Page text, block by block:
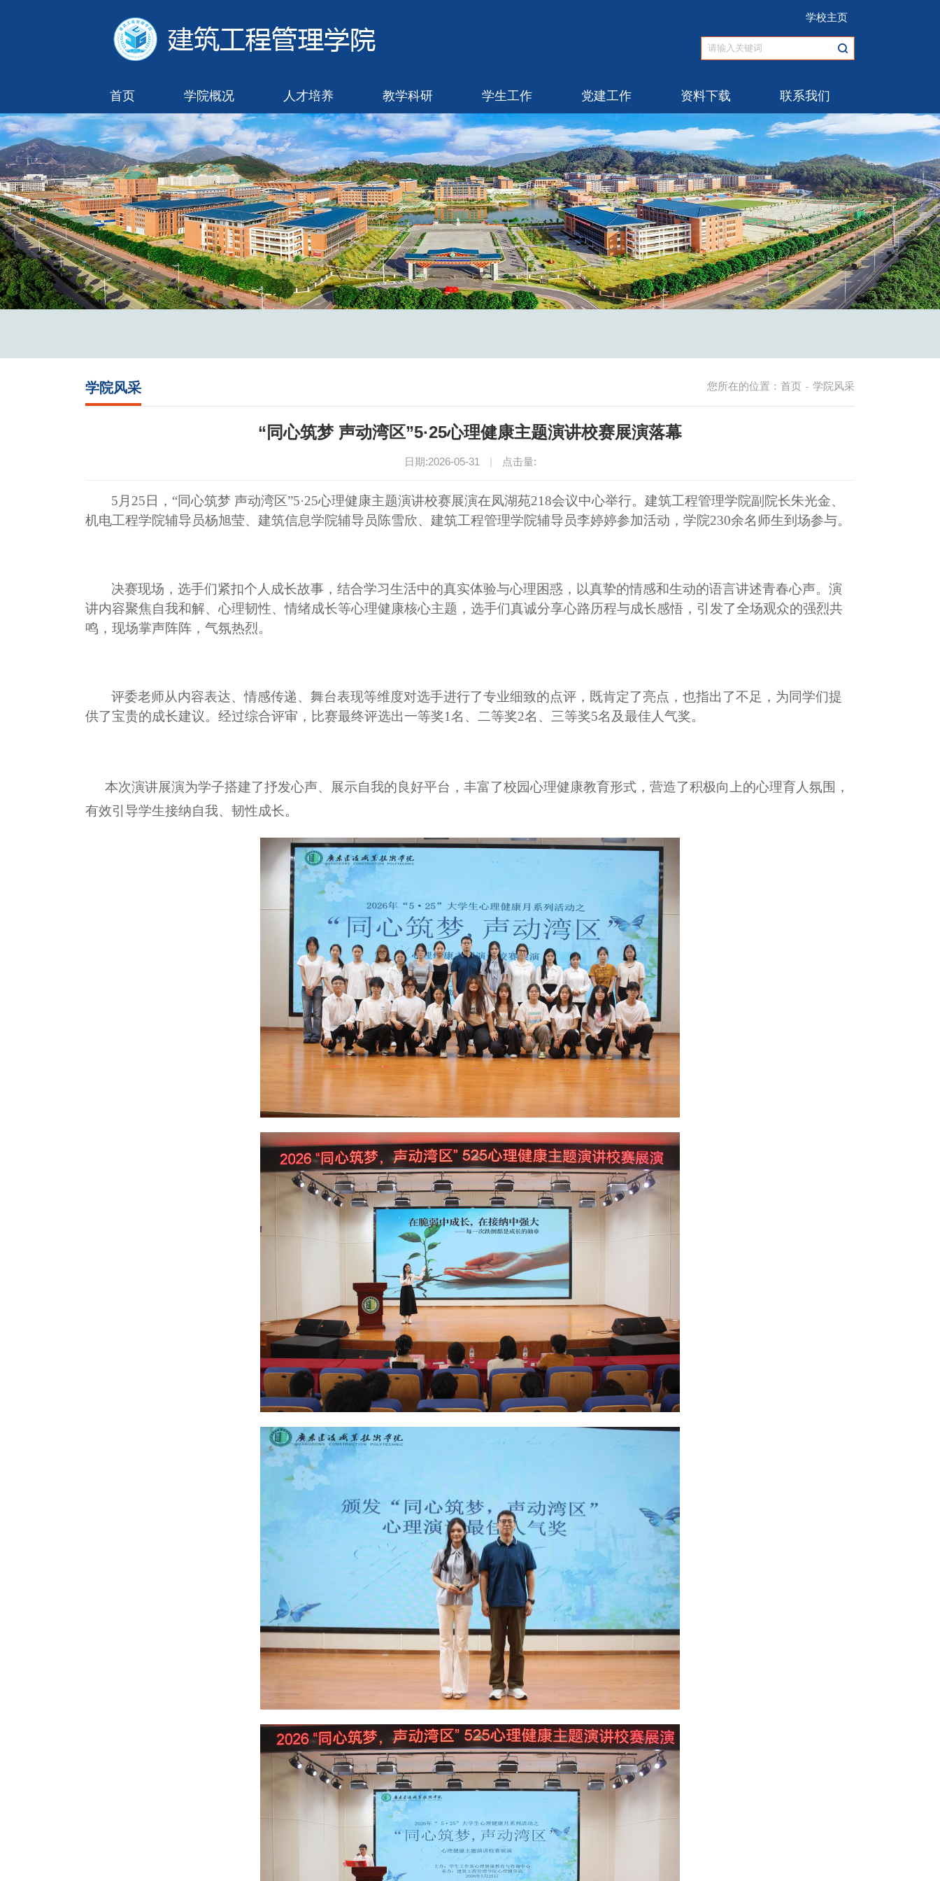
学校主页
首页 学院概况 人才培养 教学科研 学生工作 党建工作 资料下载 联系我们
您所在的位置： 首页 - 学院风采
学院风采
“同心筑梦 声动湾区”5·25心理健康主题演讲校赛展演落幕
日期:2026-05-31 | 点击量:
5月25日，“同心筑梦 声动湾区”5·25心理健康主题演讲校赛展演在凤湖苑218会议中心举行。建筑工程管理学院副院长朱光金、
机电工程学院辅导员杨旭莹、建筑信息学院辅导员陈雪欣、建筑工程管理学院辅导员李婷婷参加活动，学院230余名师生到场参与。
决赛现场，选手们紧扣个人成长故事，结合学习生活中的真实体验与心理困惑，以真挚的情感和生动的语言讲述青春心声。演
讲内容聚焦自我和解、心理韧性、情绪成长等心理健康核心主题，选手们真诚分享心路历程与成长感悟，引发了全场观众的强烈共
鸣，现场掌声阵阵，气氛热烈。
评委老师从内容表达、情感传递、舞台表现等维度对选手进行了专业细致的点评，既肯定了亮点，也指出了不足，为同学们提
供了宝贵的成长建议。经过综合评审，比赛最终评选出一等奖1名、二等奖2名、三等奖5名及最佳人气奖。
本次演讲展演为学子搭建了抒发心声、展示自我的良好平台，丰富了校园心理健康教育形式，营造了积极向上的心理育人氛围，
有效引导学生接纳自我、韧性成长。